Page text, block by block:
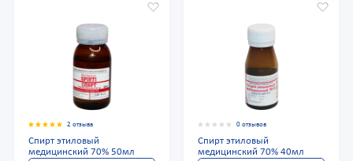
2 отзыва
Спирт этиловый
медицинский 70% 50мл
0 отзывов
Спирт этиловый
медицинский 70% 40мл